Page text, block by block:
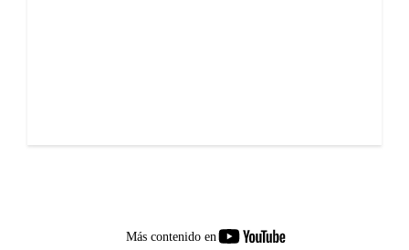
Más contenido en
youtube-